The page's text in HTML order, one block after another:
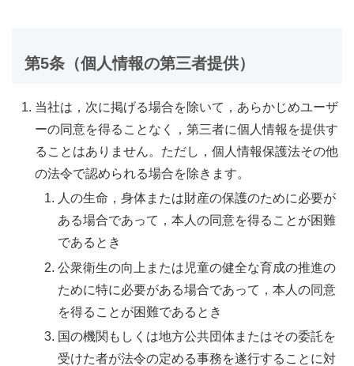
第5条（個人情報の第三者提供）
当社は，次に掲げる場合を除いて，あらかじめユーザ
ーの同意を得ることなく，第三者に個人情報を提供す
ることはありません。ただし，個人情報保護法その他
の法令で認められる場合を除きます。
人の生命，身体または財産の保護のために必要が
ある場合であって，本人の同意を得ることが困難
であるとき
公衆衛生の向上または児童の健全な育成の推進の
ために特に必要がある場合であって，本人の同意
を得ることが困難であるとき
国の機関もしくは地方公共団体またはその委託を
受けた者が法令の定める事務を遂行することに対